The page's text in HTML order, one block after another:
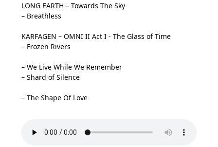
LONG EARTH – Towards The Sky
– Breathless
KARFAGEN – OMNI II Act I - The Glass of Time
– Frozen Rivers
– We Live While We Remember
– Shard of Silence
– The Shape Of Love